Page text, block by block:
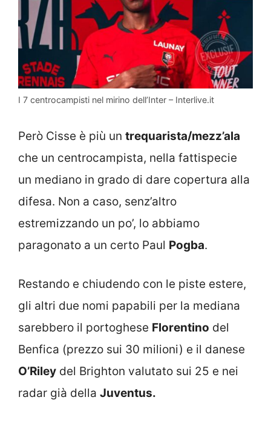
I 7 centrocampisti nel mirino dell’Inter – Interlive.it
Però Cisse è più un trequarista/mezz’ala
che un centrocampista, nella fattispecie
un mediano in grado di dare copertura alla
difesa. Non a caso, senz’altro
estremizzando un po’, lo abbiamo
paragonato a un certo Paul Pogba.
Restando e chiudendo con le piste estere,
gli altri due nomi papabili per la mediana
sarebbero il portoghese Florentino del
Benfica (prezzo sui 30 milioni) e il danese
O’Riley del Brighton valutato sui 25 e nei
radar già della Juventus.